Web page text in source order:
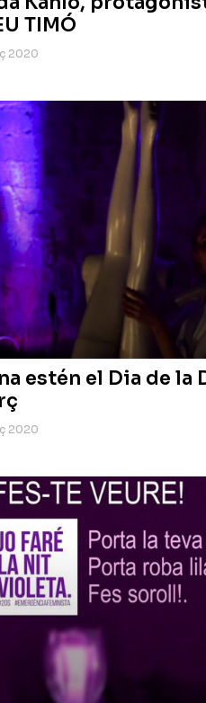
TIMÓ
2020
estén el Dia de la
2020